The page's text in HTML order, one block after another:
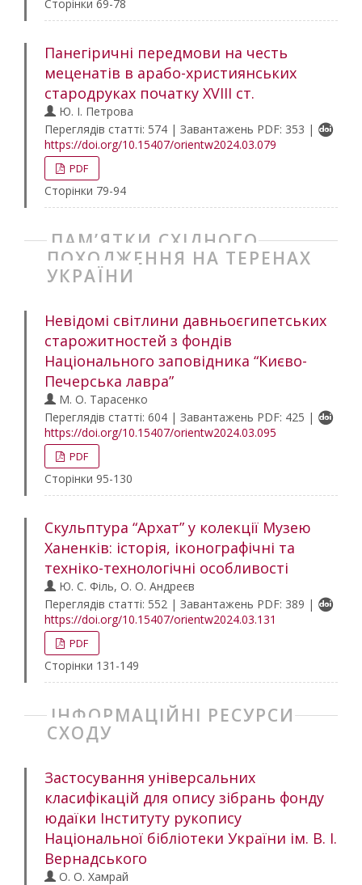
Сторінки 69-78
Панегіричні передмови на честь
меценатів в арабо-християнських
стародруках початку XVIII ст.
Ю. І. Петрова
Переглядів статті: 574 | Завантажень PDF: 353 |
https://doi.org/10.15407/orientw2024.03.079
PDF
Сторінки 79-94
ПАМ’ЯТКИ СХІДНОГО
ПОХОДЖЕННЯ НА ТЕРЕНАХ
УКРАЇНИ
Невідомі світлини давньоєгипетських
старожитностей з фондів
Національного заповідника “Києво-
Печерська лавра”
М. О. Тарасенко
Переглядів статті: 604 | Завантажень PDF: 425 |
https://doi.org/10.15407/orientw2024.03.095
PDF
Сторінки 95-130
Скульптура “Архат” у колекції Музею
Ханенків: історія, іконографічні та
техніко-технологічні особливості
Ю. С. Філь, О. О. Андреєв
Переглядів статті: 552 | Завантажень PDF: 389 |
https://doi.org/10.15407/orientw2024.03.131
PDF
Сторінки 131-149
ІНФОРМАЦІЙНІ РЕСУРСИ
СХОДУ
Застосування універсальних
класифікацій для опису зібрань фонду
юдаїки Інституту рукопису
Національної бібліотеки України ім. В. І.
Вернадського
О. О. Хамрай